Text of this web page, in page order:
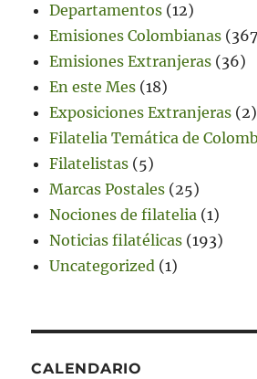
Departamentos (12)
Emisiones Colombianas
Emisiones Extranjeras (36)
En este Mes (18)
Exposiciones Extranjeras (2)
Filatelia Temática de
Filatelistas (5)
Marcas Postales (25)
Nociones de filatelia (1)
Noticias filatélicas (193)
Uncategorized (1)
CALENDARIO